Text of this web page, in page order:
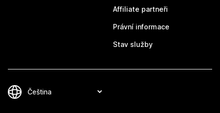
Affiliate partneři
Právní informace
Stav služby